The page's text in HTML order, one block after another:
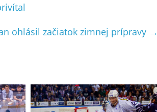
ohlásil začiatok zimnej prípravy →